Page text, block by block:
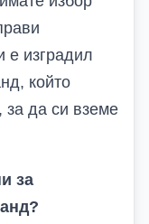
е изградил
който
за да си вземе
за